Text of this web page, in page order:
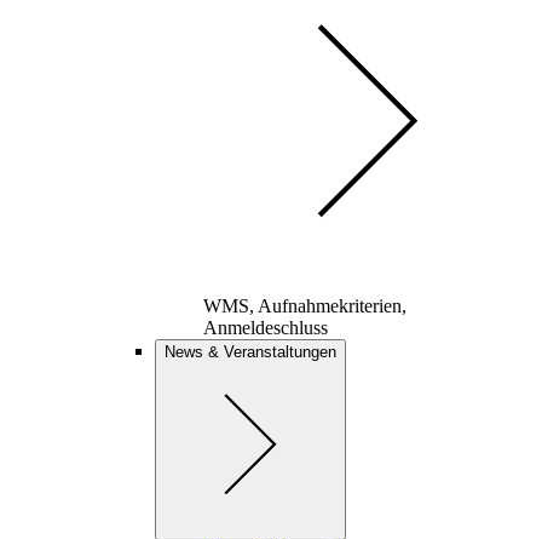
WMS, Aufnahmekriterien,
Anmeldeschluss
News & Veranstaltungen